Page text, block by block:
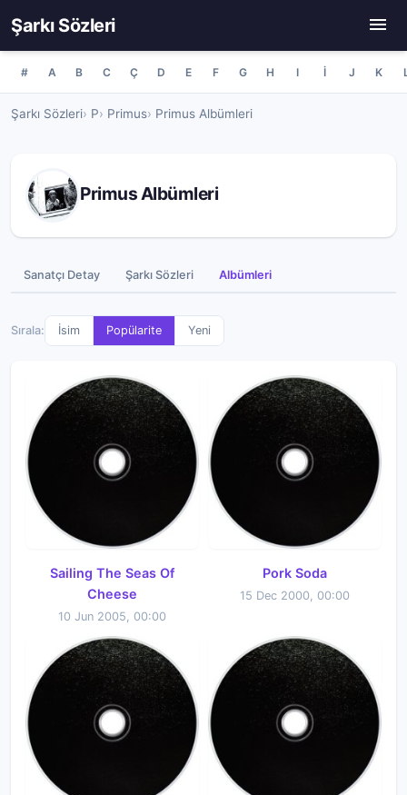
Şarkı Sözleri
# A B C Ç D E F G H I İ J K
Şarkı Sözleri P Primus Primus Albümleri
Primus Albümleri
Sanatçı Detay Şarkı Sözleri Albümleri
Sırala: İsim Popülarite Yeni
Sailing The Seas Of
Cheese
10 Jun 2005, 00:00
Pork Soda
15 Dec 2000, 00:00